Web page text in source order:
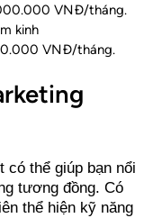
VNĐ/tháng.
kinh
VNĐ/tháng.
có thể giúp bạn nổi
tương đồng. Có
thể hiện kỹ năng